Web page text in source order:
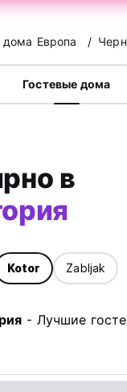
дома Европа
Гостевые дома
в
Kotor Zabljak
- Лучшие